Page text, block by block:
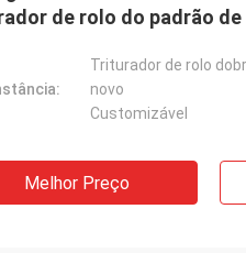
de rolo do padrão
Triturador de rolo
novo
Customizável
Melhor Preço